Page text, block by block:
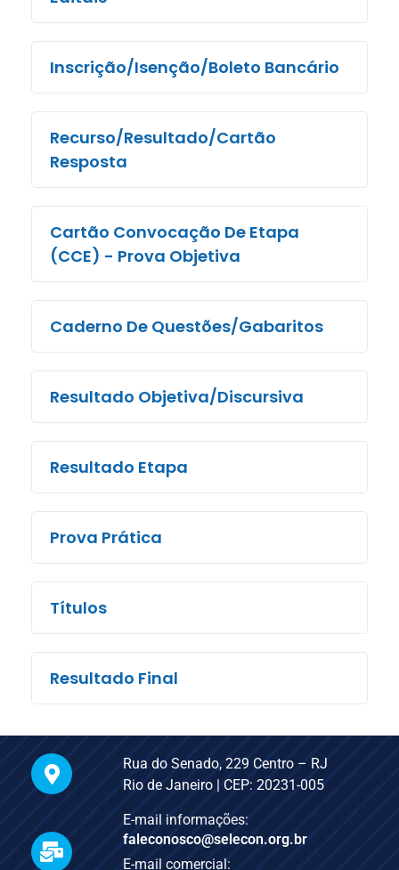
Inscrição/Isenção/Boleto Bancário
Recurso/Resultado/Cartão
Resposta
Cartão Convocação De Etapa
(CCE) - Prova Objetiva
Caderno De Questões/Gabaritos
Resultado Objetiva/Discursiva
Resultado Etapa
Prova Prática
Títulos
Resultado Final
Rua do Senado, 229 Centro – RJ
Rio de Janeiro | CEP: 20231-005
E-mail informações:
faleconosco@selecon.org.br
E-mail comercial: